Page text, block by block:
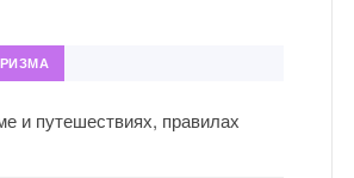
и путешествиях, правилах